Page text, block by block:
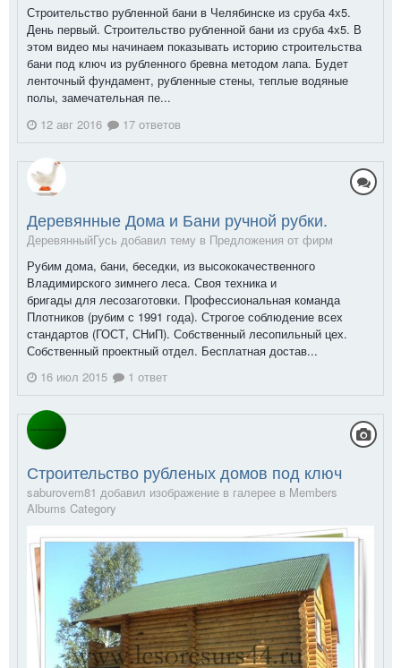
Строительство рубленной бани в Челябинске из сруба 4х5.
День первый. Строительство рубленной бани из сруба 4х5. В
этом видео мы начинаем показывать историю строительства
бани под ключ из рубленного бревна методом лапа. Будет
ленточный фундамент, рубленные стены, теплые водяные
полы, замечательная пе...
12 авг 2016
17 ответов
Деревянные Дома и Бани ручной рубки.
ДеревянныйГусь добавил тему в Предложения от фирм
Рубим дома, бани, беседки, из высококачественного
Владимирского зимнего леса. Своя техника и
бригады для лесозаготовки. Профессиональная команда
Плотников (рубим с 1991 года). Строгое соблюдение всех
стандартов (ГОСТ, СНиП). Собственный лесопильный цех.
Собственный проектный отдел. Бесплатная достав...
16 июл 2015
1 ответ
Строительство рубленых домов под ключ
saburovem81 добавил изображение в галерее в Members
Albums Category